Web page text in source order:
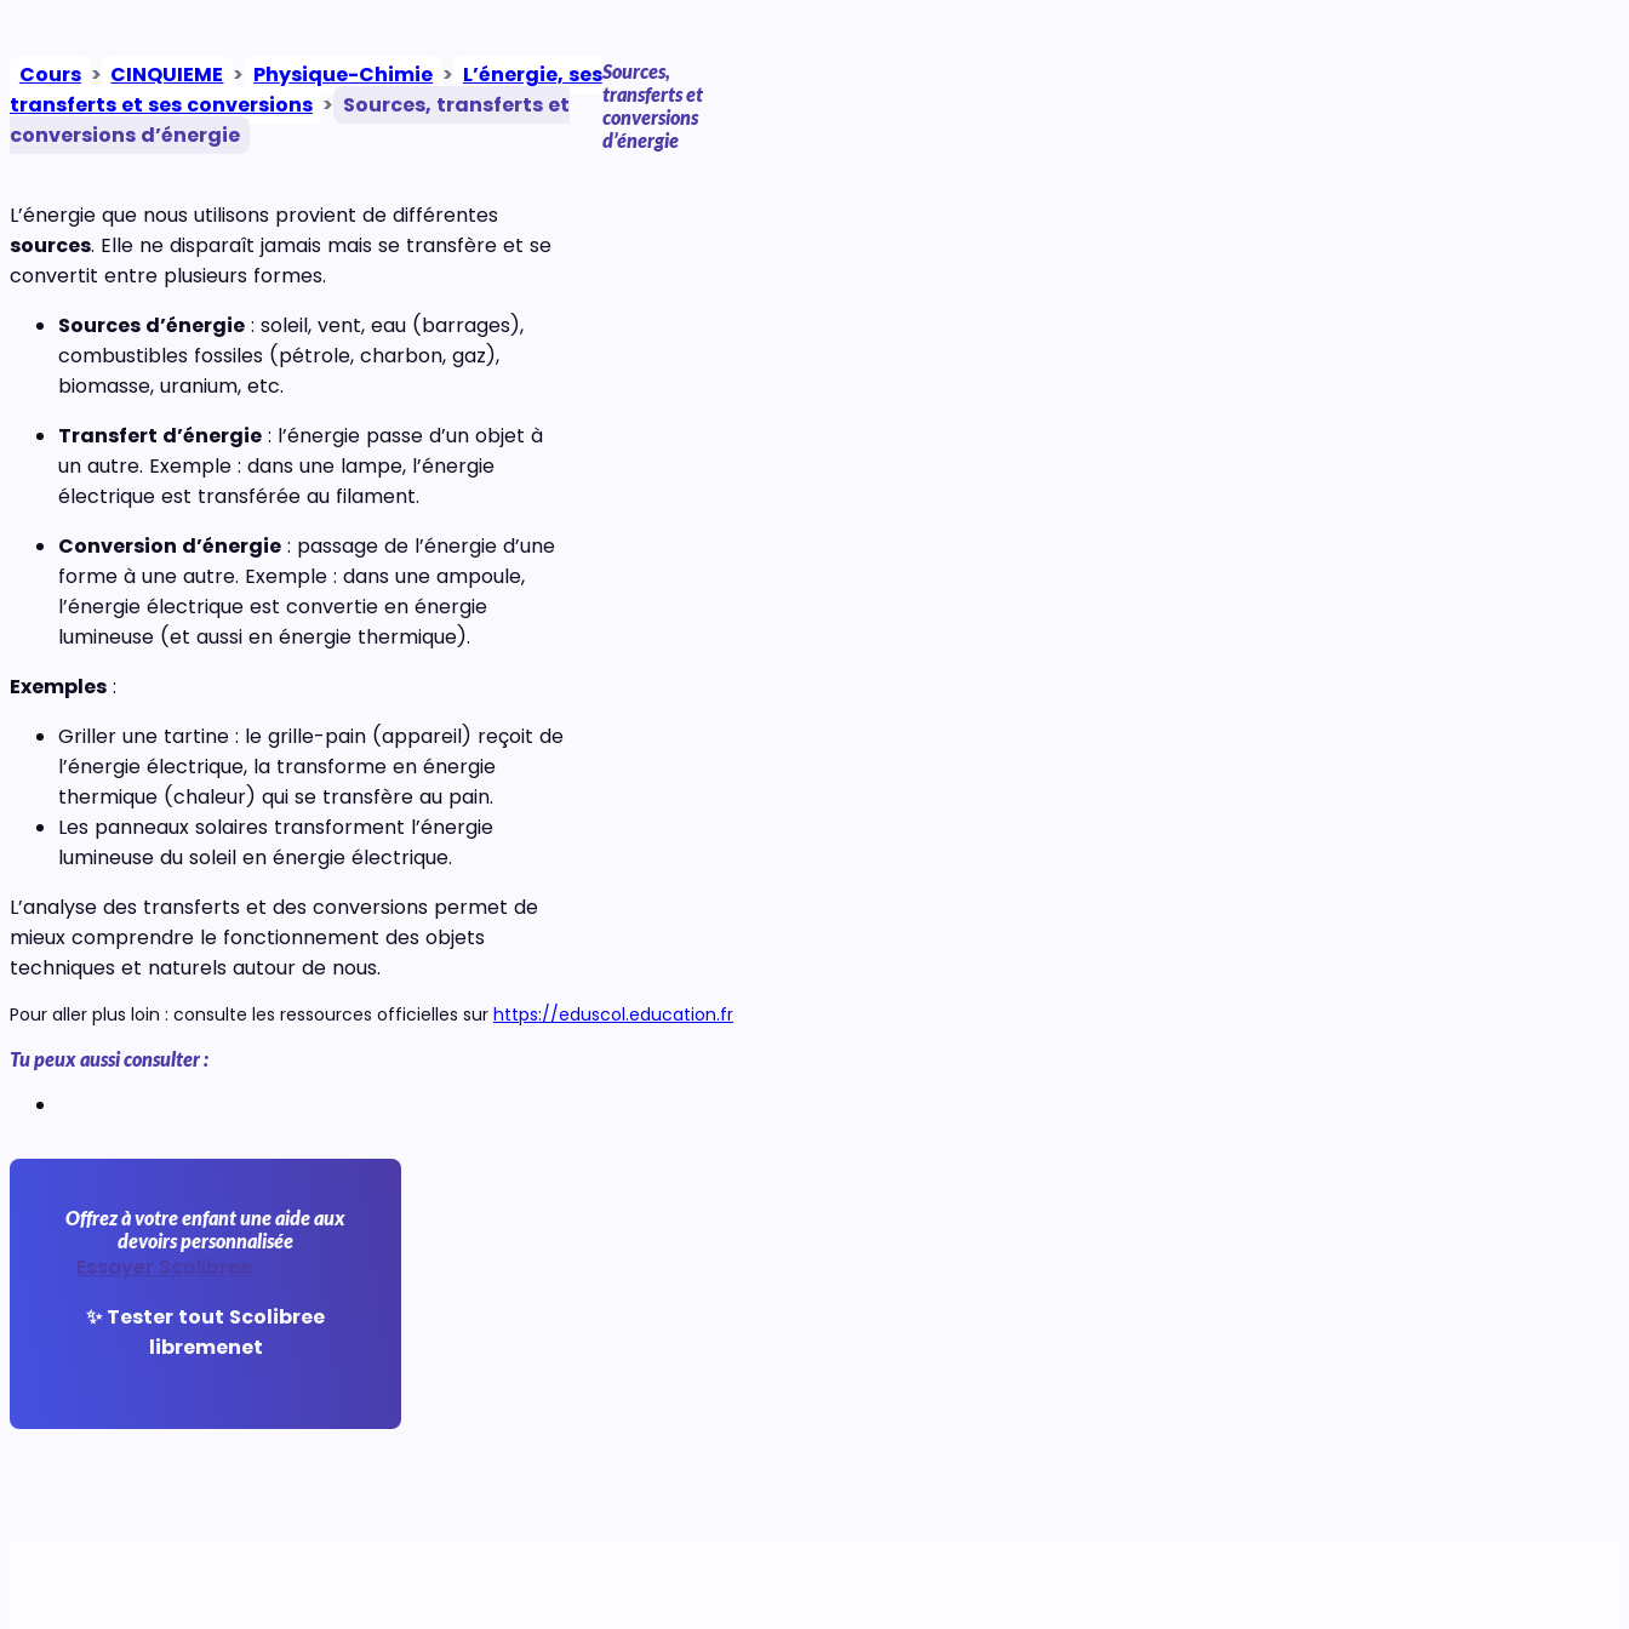
Cours > CINQUIEME > Physique-Chimie > L’énergie, ses
transferts et ses conversions > Sources, transferts et
conversions d’énergie
Sources,
transferts et
conversions
d’énergie
L’énergie que nous utilisons provient de différentes
sources. Elle ne disparaît jamais mais se transfère et se
convertit entre plusieurs formes.
Sources d’énergie : soleil, vent, eau (barrages),
combustibles fossiles (pétrole, charbon, gaz),
biomasse, uranium, etc.
Transfert d’énergie : l’énergie passe d’un objet à
un autre. Exemple : dans une lampe, l’énergie
électrique est transférée au filament.
Conversion d’énergie : passage de l’énergie d’une
forme à une autre. Exemple : dans une ampoule,
l’énergie électrique est convertie en énergie
lumineuse (et aussi en énergie thermique).
Exemples :
Griller une tartine : le grille-pain (appareil) reçoit de
l’énergie électrique, la transforme en énergie
thermique (chaleur) qui se transfère au pain.
Les panneaux solaires transforment l’énergie
lumineuse du soleil en énergie électrique.
L’analyse des transferts et des conversions permet de
mieux comprendre le fonctionnement des objets
techniques et naturels autour de nous.
Pour aller plus loin : consulte les ressources officielles sur https://eduscol.education.fr
Tu peux aussi consulter :
Offrez à votre enfant une aide aux
devoirs personnalisée
Essayer Scolibree
✨ Tester tout Scolibree
libremenet